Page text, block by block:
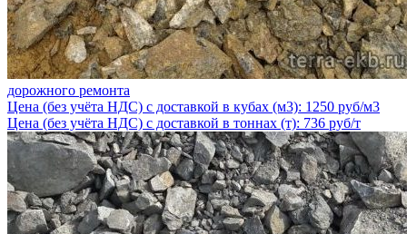
дорожного ремонта
Цена (без учёта НДС) с доставкой в кубах (м3): 1250 руб/м3
Цена (без учёта НДС) с доставкой в тоннах (т): 736 руб/т